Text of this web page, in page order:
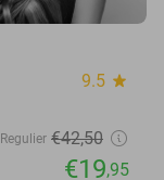
9.5 star
Regulier €42,50
€19,95